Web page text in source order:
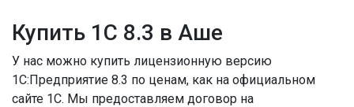
Купить 1С 8.3 в Аше
У нас можно купить лицензионную версию
1С:Предприятие 8.3 по ценам, как на официальном
сайте 1С. Мы предоставляем договор на